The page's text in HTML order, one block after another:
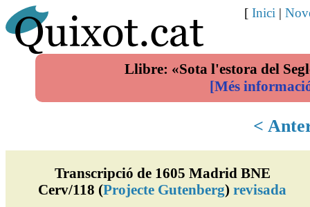
Llibre: «Sota l'estora del
[Més
[ Inici |
<
Transcripció de 1605 Madrid BNE
Cerv/118 (Projecte Gutenberg)revisada